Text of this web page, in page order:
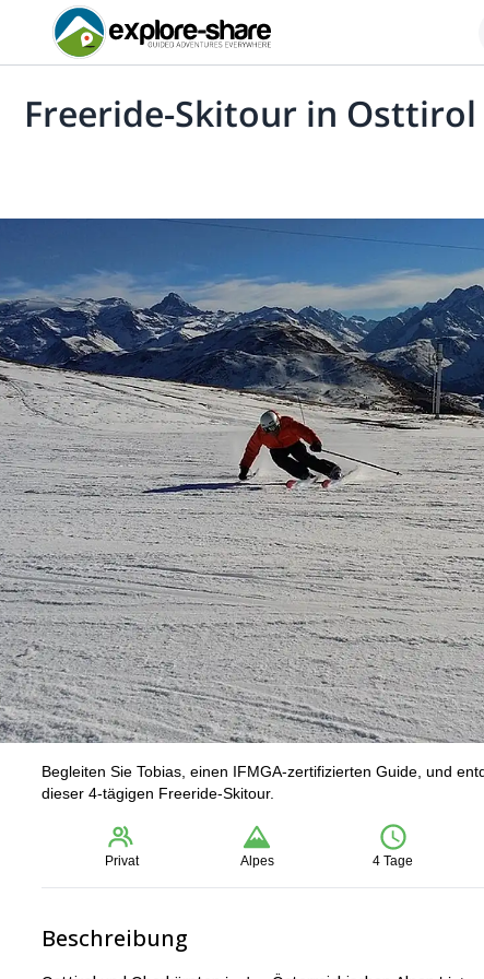
Freeride-Skitour in
Begleiten Sie Tobias, einen IFMGA-zertifizierten Guide, und
dieser 4-tägigen Freeride-Skitour.
Privat Alpes 4 Tage
Beschreibung